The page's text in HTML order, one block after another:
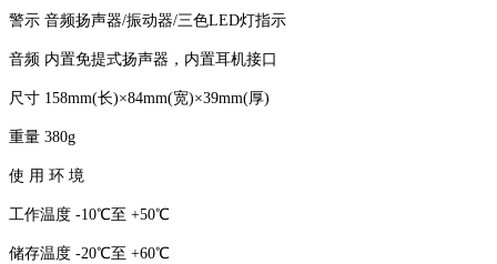
警示 音频扬声器/振动器/三色LED灯指示
音频 内置免提式扬声器，内置耳机接口
尺寸 158mm(长)×84mm(宽)×39mm(厚)
重量 380g
使 用 环 境
工作温度 -10℃至 +50℃
储存温度 -20℃至 +60℃